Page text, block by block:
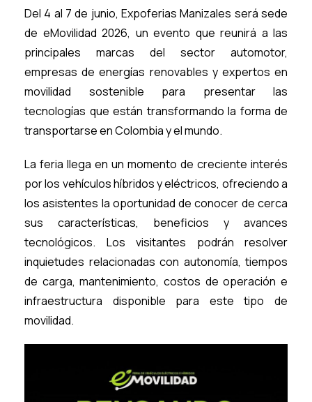
Del 4 al 7 de junio, Expoferias Manizales será sede
de eMovilidad 2026, un evento que reunirá a las
principales marcas del sector automotor,
empresas de energías renovables y expertos en
movilidad sostenible para presentar las
tecnologías que están transformando la forma de
transportarse en Colombia y el mundo.
La feria llega en un momento de creciente interés
por los vehículos híbridos y eléctricos, ofreciendo a
los asistentes la oportunidad de conocer de cerca
sus características, beneficios y avances
tecnológicos. Los visitantes podrán resolver
inquietudes relacionadas con autonomía, tiempos
de carga, mantenimiento, costos de operación e
infraestructura disponible para este tipo de
movilidad.